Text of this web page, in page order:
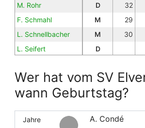
M. Rohr
D 32
F. Schmahl
M 29
L. Schnellbacher
M 30
L. Seifert
D
O. Stange
O 12
Tom Zimmerschied
O 36
J. Çeka
O
Wer hat vom SV
wann Geburtstag?
Jahre A. Condé